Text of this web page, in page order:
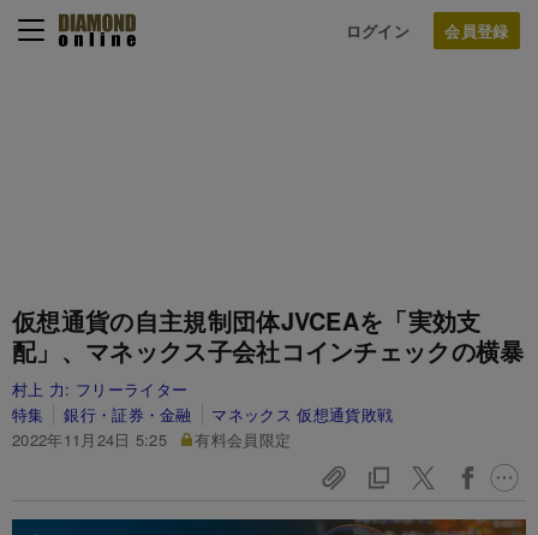
ログイン
仮想通貨の自主規制団体JVCEAを「実効支
配」、マネックス子会社コインチェックの横暴
村上 力: フリーライター
特集
銀行・証券・金融
マネックス 仮想通貨敗戦
2022年11月24日 5:25
有料会員限定